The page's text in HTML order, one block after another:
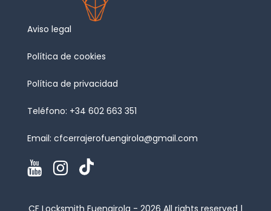
Aviso legal
Política de cookies
Política de privacidad
Teléfono: +34 602 663 351
Email: cfcerrajerofuengirola@gmail.com